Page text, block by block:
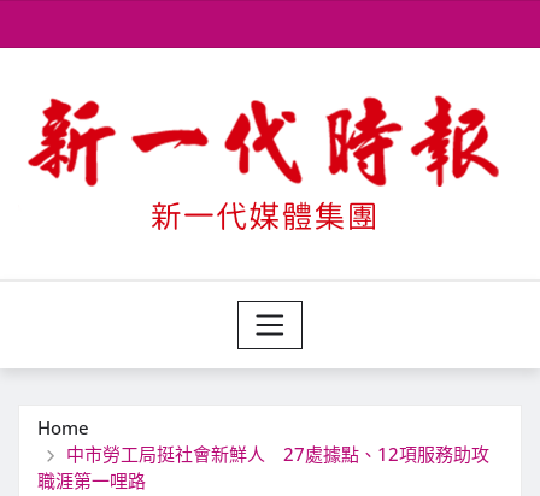
to
Home
中市勞工局挺社會新鮮人 27處據點、12項服務助攻
職涯第一哩路